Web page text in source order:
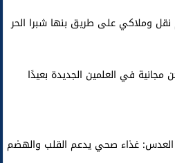
وملاكي على طريق بنها شبرا الحر
مجانية في العلمين الجديدة بعيدًا
العدس: غذاء صحي يدعم القلب والهضم